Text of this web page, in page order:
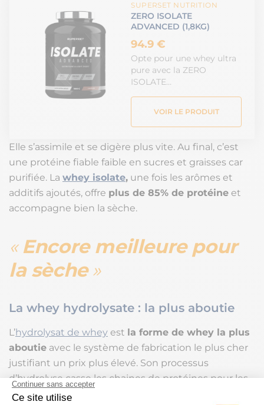
SUPERSET NUTRITION
ZERO ISOLATE
ADVANCED (1,8KG)
94.9 €
Opte pour une whey ultra
pure avec la ZERO
ISOLATE…
VOIR LE PRODUIT
Elle s’assimile et se digère plus vite. Au final, c’est
une protéine fiable faible en sucres et graisses car
purifiée. La whey isolate, une fois les arômes et
additifs ajoutés, offre plus de 85% de protéine et
accompagne bien la sèche.
Encore meilleure pour
la sèche
La whey hydrolysate : la plus aboutie
L’hydrolysat de whey est la forme de whey la plus
aboutie avec le système de fabrication le plus cher
justifiant un prix plus élevé. Son processus
d’hydrolyse casse les chaines de protéines pour les
réduire en chaines peptidiques plus courtes et plus